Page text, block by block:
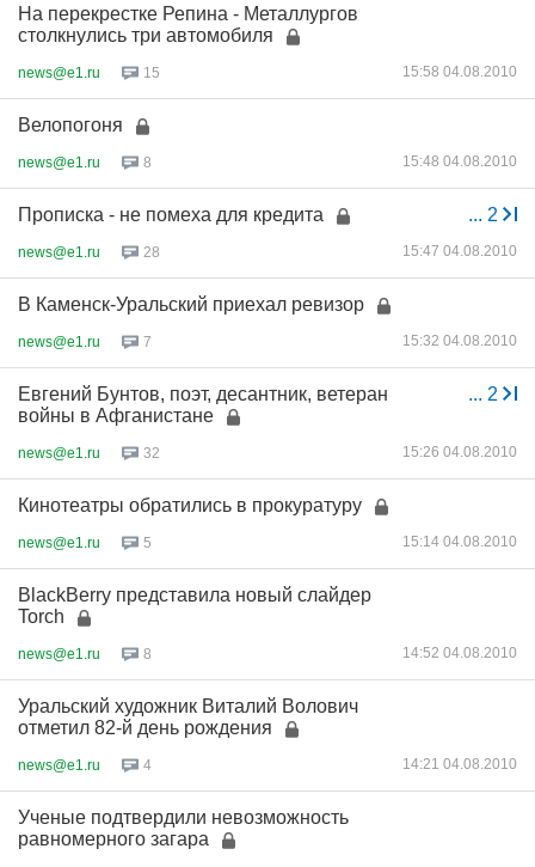
На перекрестке Репина - Металлургов
столкнулись три автомобиля
news@e1.ru 15 15:58 04.08.2010
Велопогоня
news@e1.ru 8 15:48 04.08.2010
... 2
Прописка - не помеха для кредита
news@e1.ru 28 15:47 04.08.2010
В Каменск-Уральский приехал ревизор
news@e1.ru 7 15:32 04.08.2010
... 2
Евгений Бунтов, поэт, десантник, ветеран
войны в Афганистане
news@e1.ru 32 15:26 04.08.2010
Кинотеатры обратились в прокуратуру
news@e1.ru 5 15:14 04.08.2010
BlackBerry представила новый слайдер
Torch
news@e1.ru 8 14:52 04.08.2010
Уральский художник Виталий Волович
отметил 82-й день рождения
news@e1.ru 4 14:21 04.08.2010
Ученые подтвердили невозможность
равномерного загара